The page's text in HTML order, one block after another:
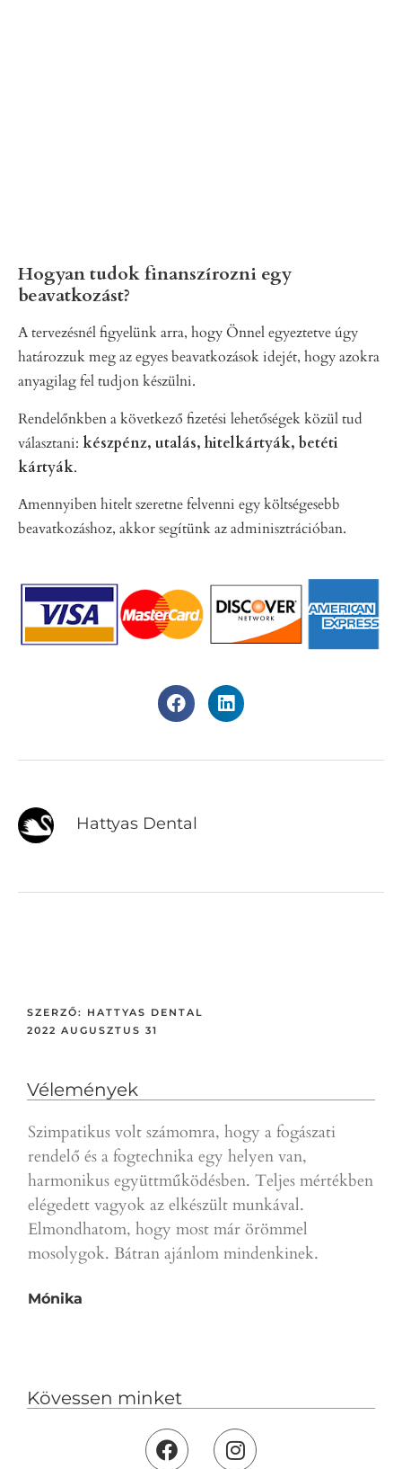
Hogyan tudok finanszírozni egy
beavatkozást?
A tervezésnél figyelünk arra, hogy Önnel egyeztetve úgy
határozzuk meg az egyes beavatkozások idejét, hogy azokra
anyagilag fel tudjon készülni.
Rendelőnkben a következő fizetési lehetőségek közül tud
választani: készpénz, utalás, hitelkártyák, betéti
kártyák.
Amennyiben hitelt szeretne felvenni egy költségesebb
beavatkozáshoz, akkor segítünk az adminisztrációban.
Hattyas Dental
SZERZŐ: HATTYAS DENTAL
2022 AUGUSZTUS 31
Vélemények
Szimpatikus volt számomra, hogy a fogászati
rendelő és a fogtechnika egy helyen van,
harmonikus együttműködésben. Teljes mértékben
elégedett vagyok az elkészült munkával.
Elmondhatom, hogy most már örömmel
mosolygok. Bátran ajánlom mindenkinek.
Mónika
Kövessen minket